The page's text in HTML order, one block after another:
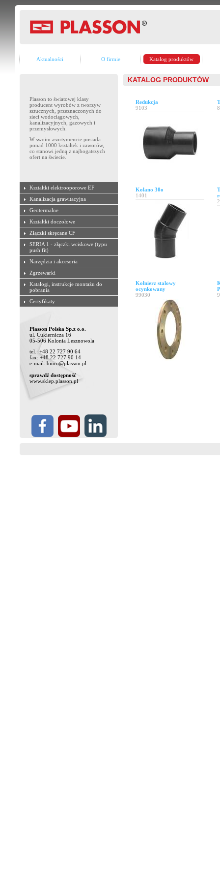
Aktualności O firmie Katalog produktów
Plasson to światowej klasy
producent wyrobów z tworzyw
sztucznych, przeznaczonych do
sieci wodociągowych,
kanalizacyjnych, gazowych i
przemysłowych.
W swoim asortymencie posiada
ponad 1000 kształtek i zaworów,
co stanowi jedną z najbogatszych
ofert na świecie.
Kształtki elektrooporowe EF
Kanalizacja grawitacyjna
Geotermalne
Kształtki doczołowe
Złączki skręcane CF
SERIA 1 - złączki wciskowe (typu
push fit)
Narzędzia i akcesoria
Zgrzewarki
Katalogi, instrukcje montażu do
pobrania
Certyfikaty
Plasson Polska Sp.z o.o.
ul. Cukiernicza 16
05-506 Kolonia Lesznowola
tel.: +48 22 727 90 64
fax: +48 22 727 90 14
e-mail: biuro@plasson.pl
sprawdź dostępność
www.sklep.plasson.pl
KATALOG PRODUKTÓW
Redukcja
9103
Kolano 30o
1401
Kołnierz stalowy
ocynkowany
99030